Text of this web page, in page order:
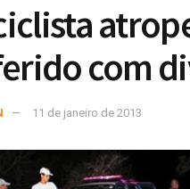
com
11 de janeiro de 2013